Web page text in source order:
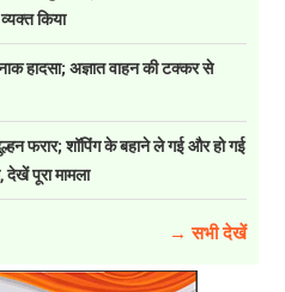
किया
हादसा; अज्ञात वाहन की टक्कर से
फरार; शॉपिंग के बहाने ले गई और हो गई
पूरा मामला
→ सभी देखें